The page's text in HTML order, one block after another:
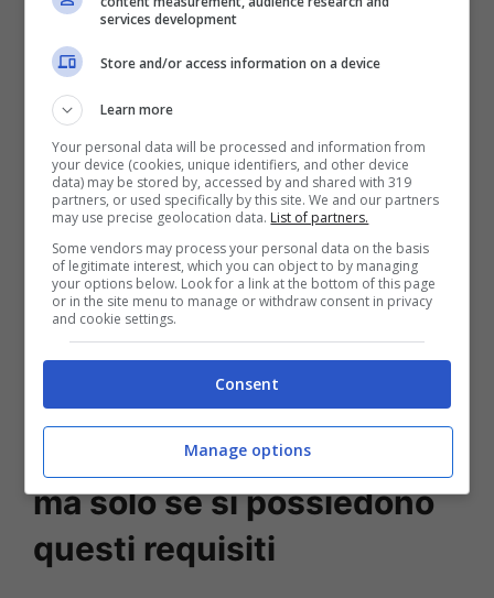
spalmato in dieci bollette
elettrica, a prescindere dalla compagnia
elettrica con cui si ha il contratto di
fornitura. Alcuni cittadini, però, possono
esserne esentati. Sonogli over 75e con
reddito ISEE, proprio e del coniuge,
inferiore agli 8 mila euro. L’esenzione dal
canone deve essere richiesta. In che
Come richiedere
l’esenzione dal canone tv,
ma solo se si possiedono
questi requisiti
services development
Store and/or access information on a device
Learn more
Your personal data will be processed and information from
your device (cookies, unique identifiers, and other device
data) may be stored by, accessed by and shared with 319
partners, or used specifically by this site. We and our partners
may use precise geolocation data. List of partners.
Some vendors may process your personal data on the basis
of legitimate interest, which you can object to by managing
your options below. Look for a link at the bottom of this page
or in the site menu to manage or withdraw consent in privacy
and cookie settings.
Consent
Manage options